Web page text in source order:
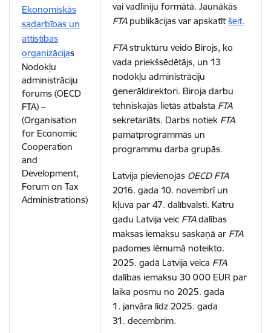
Ekonomiskās
sadarbības un
attīstības
organizācijas
Nodokļu
administrāciju
forums (OECD
FTA) –
(Organisation
for Economic
Cooperation
and
Development,
Forum on Tax
Administrations)
vai vadlīniju formātā. Jaunākās
FTApublikācijas var apskatītšeit.
FTAstruktūru veido Birojs, ko
vada priekšsēdētājs, un 13
nodokļu administrāciju
ģenerāldirektori. Biroja darbu
tehniskajās lietās atbalsta FTA
sekretariāts. Darbs notiek FTA
pamatprogrammās un
programmu darba grupās.
Latvija pievienojās OECD FTA
2016. gada 10. novembrī un
kļuva par 47. dalībvalsti. Katru
gadu Latvija veic FTAdalības
maksas iemaksu saskaņā ar FTA
padomes lēmumā noteikto.
2025. gadā Latvija veica FTA
dalības iemaksu 30 000 EUR par
laika posmu no 2025. gada
1. janvāra līdz 2025. gada
31. decembrim.